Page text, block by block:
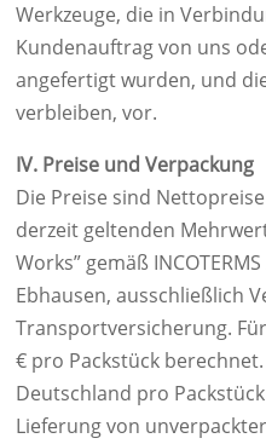
Werkzeuge, die in
Kundenauftrag von uns
angefertigt wurden, und
verbleiben, vor.
IV. Preise und Verpackung
Die Preise sind
derzeit geltenden
Works” gemäß
Ebhausen, ausschließlich
Transportversicherung.
€ pro Packstück
Deutschland pro
Lieferung von